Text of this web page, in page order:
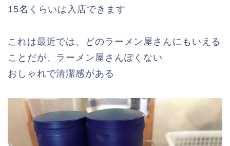
15名くらいは入店できます
これは最近では、どのラーメン屋さんにもいえる
ことだが、ラーメン屋さんぽくない
おしゃれで清潔感がある